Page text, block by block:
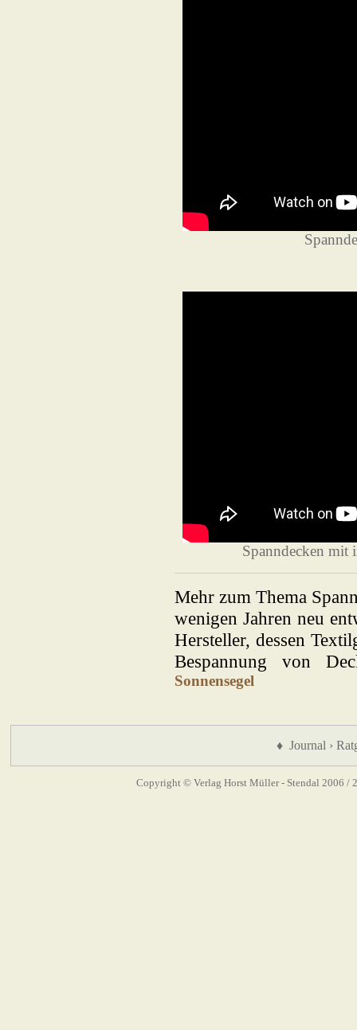
Spanndecken mit
Mehr zum Thema
wenigen Jahren neu
Hersteller, dessen
Bespannung von
Sonnensegel
♦ Journal ›
Copyright © Verlag Horst Müller - Stendal 2006 /